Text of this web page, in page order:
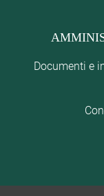
Documenti e